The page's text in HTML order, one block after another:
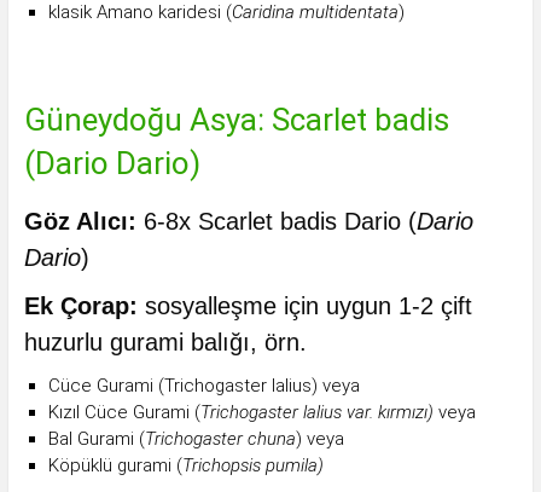
klasik Amano karidesi (Caridina multidentata)
Güneydoğu Asya: Scarlet badis
(Dario Dario)
Göz Alıcı: 6-8x Scarlet badis Dario (Dario
Dario)
Ek Çorap: sosyalleşme için uygun 1-2 çift
huzurlu gurami balığı, örn.
Cüce Gurami (Trichogaster lalius) veya
Kızıl Cüce Gurami (Trichogaster lalius var. kırmızı) veya
Bal Gurami (Trichogaster chuna) veya
Köpüklü gurami (Trichopsis pumila)